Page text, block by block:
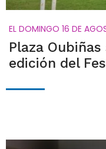
EL DOMINGO 16 DE
Plaza
edición del